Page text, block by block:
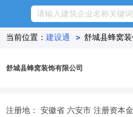
当前位置： 建设通 > 舒城县蜂窝
舒城县蜂窝装饰有限公司
注册地： 安徽省 六安市 注册资本